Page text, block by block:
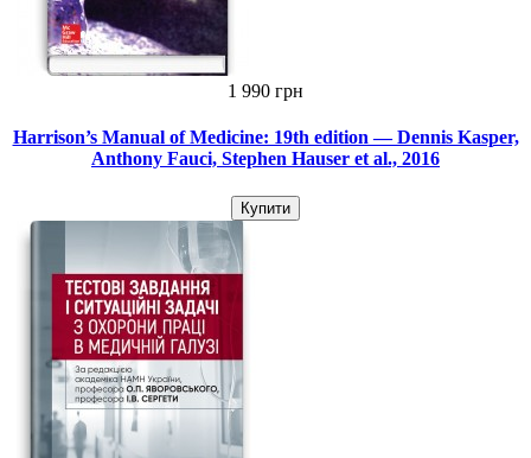
1 990 грн
Harrison’s Manual of Medicine: 19th edition — Dennis Kasper,
Anthony Fauci, Stephen Hauser et al., 2016
Купити